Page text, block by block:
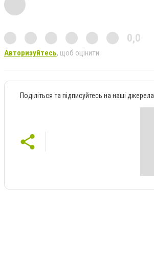
0,0
Авторизуйтесь, щоб оцінити
Поділіться та підписуйтесь на наші джерела